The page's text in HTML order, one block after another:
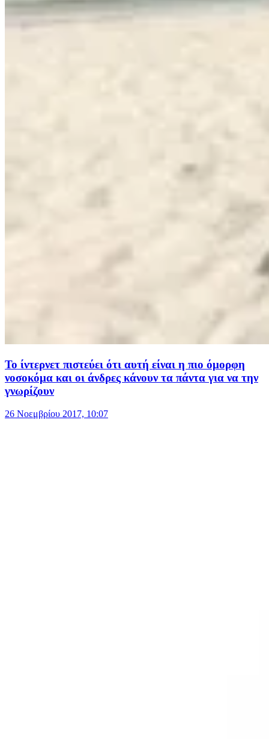
Το ίντερνετ πιστεύει ότι αυτή είναι η πιο όμορφη
νοσοκόμα και οι άνδρες κάνουν τα πάντα για να την
γνωρίζουν
26 Νοεμβρίου 2017, 10:07